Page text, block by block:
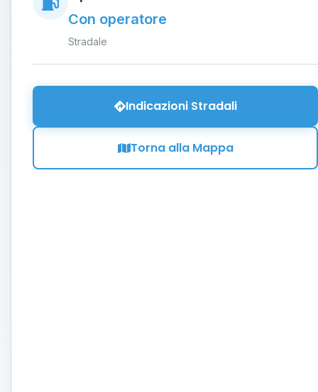
Con operatore
Stradale
Indicazioni Stradali
Torna alla Mappa